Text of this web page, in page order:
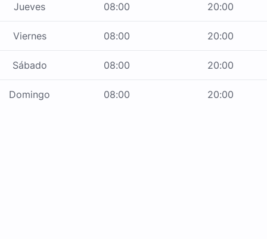
Jueves 08:00 20:00
Viernes 08:00 20:00
Sábado 08:00 20:00
Domingo 08:00 20:00